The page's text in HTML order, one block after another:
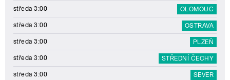
středa 3:00 OLOMOUC
středa 3:00 OSTRAVA
středa 3:00 PLZEŇ
středa 3:00 STŘEDNÍ ČECHY
středa 3:00 SEVER